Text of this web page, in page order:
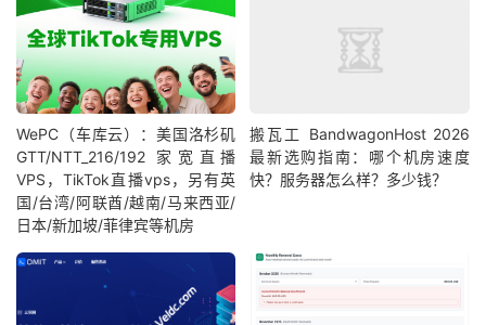
WePC（车库云）：美国洛杉矶
GTT/NTT_216/192 家宽直播
VPS，TikTok直播vps，另有英
国/台湾/阿联酋/越南/马来西亚/
日本/新加坡/菲律宾等机房
搬瓦工 BandwagonHost 2026
最新选购指南：哪个机房速度
快？服务器怎么样？多少钱？